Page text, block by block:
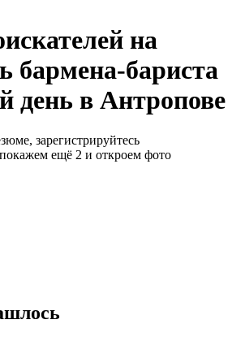
на
бармена-бариста
день в Антропове
зарегистрируйтесь
ещё 2 и откроем фото